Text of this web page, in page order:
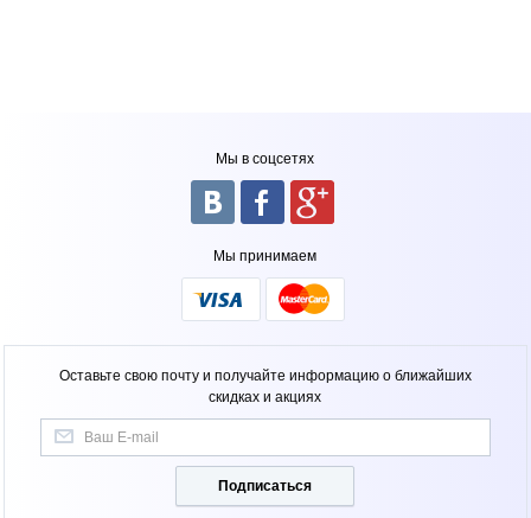
Мы в соцсетях
Мы принимаем
Оставьте свою почту и получайте информацию о ближайших
скидках и акциях
Подписаться